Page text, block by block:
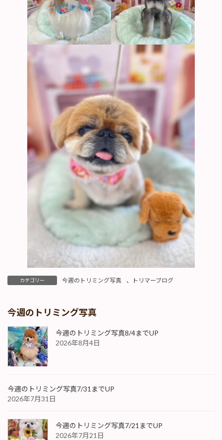
カテゴリー 今週のトリミング写真 、 トリマーブログ
今週のトリミング写真
今週のトリミング写真8/4までUP
2026年8月4日
今週のトリミング写真7/31までUP
2026年7月31日
今週のトリミング写真7/21までUP
2026年7月21日